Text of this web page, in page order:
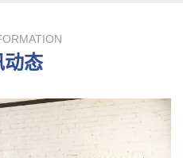
动态